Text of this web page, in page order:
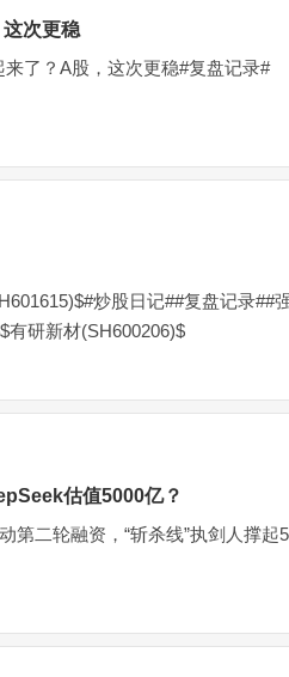
次更稳
来了？A股，这次更稳#复盘记录#
炒股日记##复盘记录##
有研新材(SH600206)$
估值5000亿？
第二轮融资，“斩杀线”执剑人撑起